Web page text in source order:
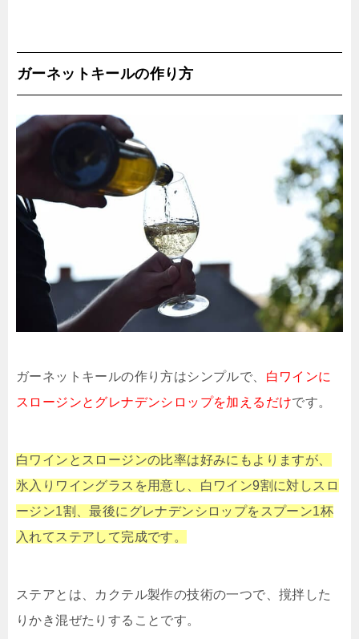
ガーネットキールの作り方
ガーネットキールの作り方はシンプルで、 白ワインに
スロージンとグレナデンシロップを加えるだけです。
白ワインとスロージンの比率は好みにもよりますが、
氷入りワイングラスを用意し、白ワイン9割に対しスロ
ージン1割、最後にグレナデンシロップをスプーン1杯
入れてステアして完成です。
ステアとは、カクテル製作の技術の一つで、撹拌した
りかき混ぜたりすることです。